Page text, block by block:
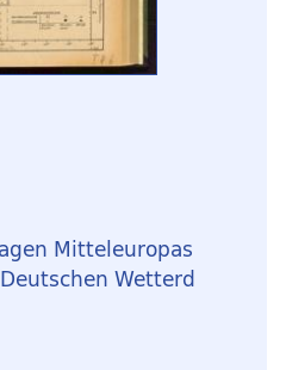
Mitteleuropas
Wetterd